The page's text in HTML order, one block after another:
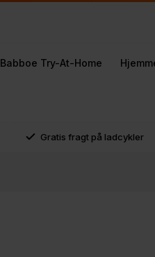
Babboe Try-At-Home
Gratis fragt på ladcykler